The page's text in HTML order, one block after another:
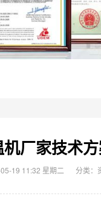
厂家技术
19 11:32 星期二 分类：